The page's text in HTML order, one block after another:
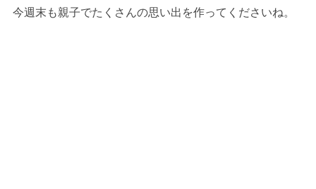
今週末も親子でたくさんの思い出を作ってくださいね。